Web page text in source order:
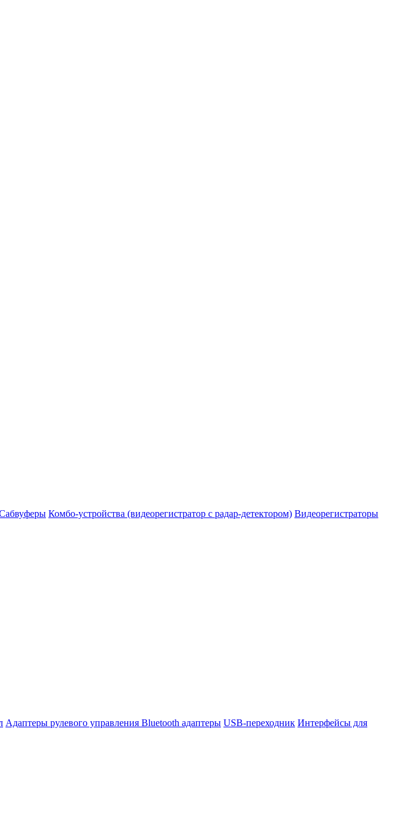
Комбо-устройства (видеорегистратор с радар-детектором) Видеорегистраторы
Адаптеры рулевого управления Bluetooth адаптеры USB-переходник Интерфейсы для